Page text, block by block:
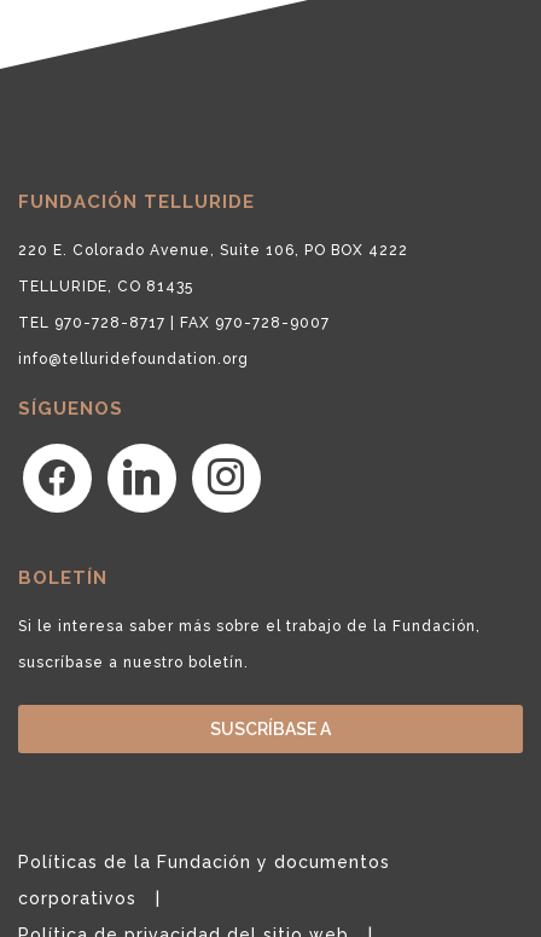
FUNDACIÓN TELLURIDE
220 E. Colorado Avenue, Suite 106, PO BOX 4222
TELLURIDE, CO 81435
TEL 970-728-8717 | FAX 970-728-9007
info@telluridefoundation.org
SÍGUENOS
facebook linkedin instagram
BOLETÍN
Si le interesa saber más sobre el trabajo de la Fundación,
suscríbase a nuestro boletín.
SUSCRÍBASE A
Políticas de la Fundación y documentos
corporativos